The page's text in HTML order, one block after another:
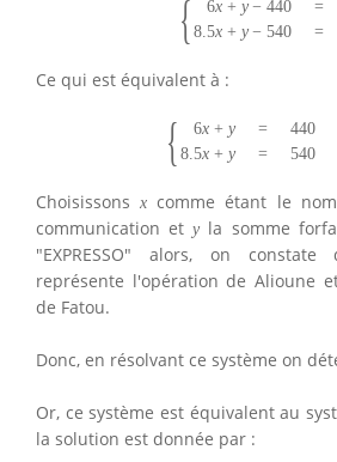
{ 6x + y − 440 =
8.5x + y − 540 =
Ce qui est équivalent à :
{ 6x + y = 440
8.5x + y = 540
Choisissonsx comme étant le
communication ety la somme
"EXPRESSO" alors, on
représente l'opération de Alioune
de Fatou.
Donc, en résolvant ce système on
Or, ce système est équivalent au
la solution est donnée par :